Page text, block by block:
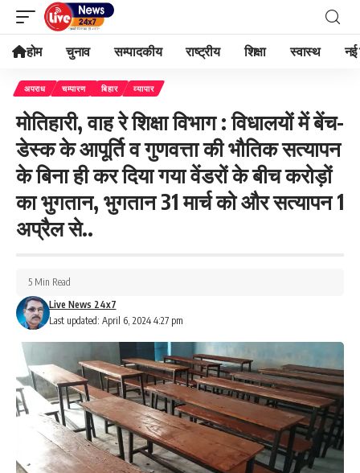
होम चुनाव सम्पादकीय राष्ट्रीय शिक्षा स्वास्थ नई
अपराध चम्पारण बिहार व्यापार
मोतिहारी, वाह रे शिक्षा विभाग : विधालयों में बेंच-
डेस्क के आपूर्ति व गुणवत्ता की भौतिक सत्यापन
के बिना ही कर दिया गया वेंडरों के बीच करोड़ों
का भुगतान, भुगतान 31 मार्च को और सत्यापन 1
अप्रैल से..
Last updated: April 6, 2024 4:27 pm
Live News 24x7
5 Min Read